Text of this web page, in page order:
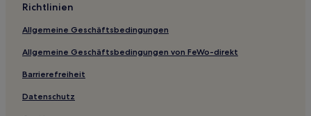
Richtlinien
Allgemeine Geschäftsbedingungen
Allgemeine Geschäftsbedingungen von FeWo-direkt
Barrierefreiheit
Datenschutz